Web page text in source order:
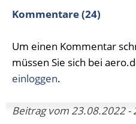
Kommentare (24)
Um einen Kommentar
müssen Sie sich bei
einloggen.
Beitrag vom 23.08.2022 -